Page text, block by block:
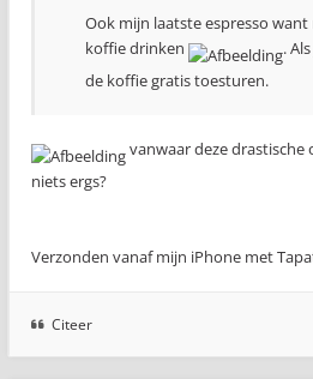
Ook mijn laatste espresso
koffie drinken
.
de koffie gratis toesturen.
vanwaar deze drastische
niets ergs?
Verzonden vanaf mijn iPhone met
Citeer